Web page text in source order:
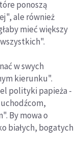
ponoszą
ale również
mieć większy
w swych
kierunku".
polityki papieża -
By mowa o
białych, bogatych